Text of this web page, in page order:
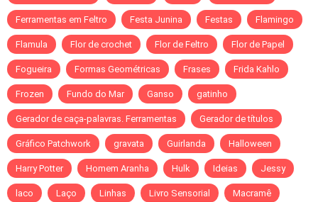
Ferramentas em Feltro Festa Junina Festas Flamingo
Flamula Flor de crochet Flor de Feltro Flor de Papel
Fogueira Formas Geométricas Frases Frida Kahlo
Frozen Fundo do Mar Ganso gatinho
Gerador de caça-palavras. Ferramentas Gerador de títulos
Gráfico Patchwork gravata Guirlanda Halloween
Harry Potter Homem Aranha Hulk Ideias Jessy
laco Laço Linhas Livro Sensorial Macramê